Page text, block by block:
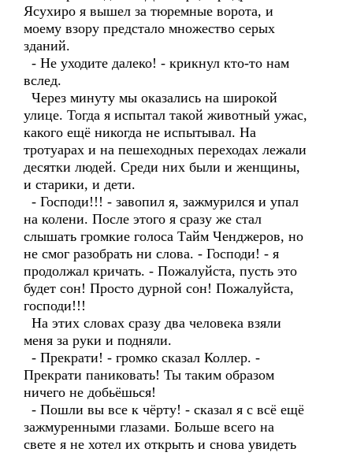
Ясухиро я вышел за тюремные ворота, и
моему взору предстало множество серых
зданий.
- Не уходите далеко! - крикнул кто-то нам
вслед.
Через минуту мы оказались на широкой
улице. Тогда я испытал такой животный ужас,
какого ещё никогда не испытывал. На
тротуарах и на пешеходных переходах лежали
десятки людей. Среди них были и женщины,
и старики, и дети.
- Господи!!! - завопил я, зажмурился и упал
на колени. После этого я сразу же стал
слышать громкие голоса Тайм Ченджеров, но
не смог разобрать ни слова. - Господи! - я
продолжал кричать. - Пожалуйста, пусть это
будет сон! Просто дурной сон! Пожалуйста,
господи!!!
На этих словах сразу два человека взяли
меня за руки и подняли.
- Прекрати! - громко сказал Коллер. -
Прекрати паниковать! Ты таким образом
ничего не добьёшься!
- Пошли вы все к чёрту! - сказал я с всё ещё
зажмуренными глазами. Больше всего на
свете я не хотел их открыть и снова увидеть